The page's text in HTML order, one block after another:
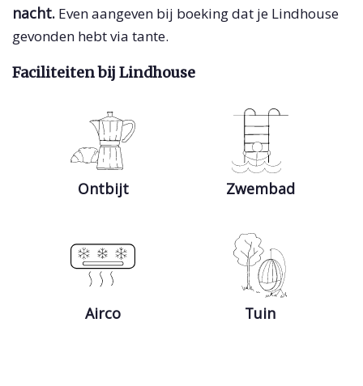
nacht. Even aangeven bij boeking dat je Lindhouse
gevonden hebt via tante.
Faciliteiten bij Lindhouse
Ontbijt Zwembad
Airco Tuin